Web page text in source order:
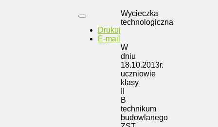
Drukuj
E-mail
Wycieczka
technologiczna
W
dniu
18.10.2013r.
uczniowie
klasy
B
technikum
budowlanego